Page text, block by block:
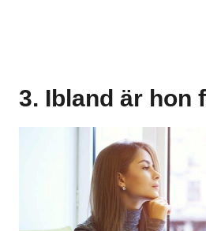
3. Ibland är hon